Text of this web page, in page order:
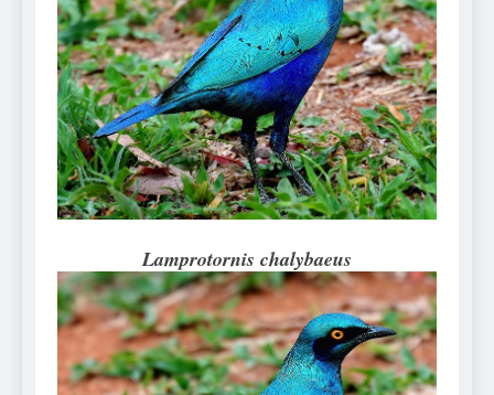
Can Bulldogs Play Fetch?
And How to Train Them!
7 Năm Ago
How Often Do I Need to
Groom My Bulldog
7 Năm Ago
Lamprotornis chalybaeus